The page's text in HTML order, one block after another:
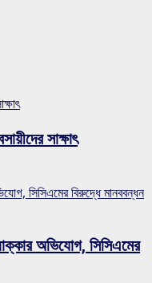
সাক্ষাৎ
সিসিএমের বিরুদ্ধে মানববন্ধন
অভিযোগ, সিসিএমের